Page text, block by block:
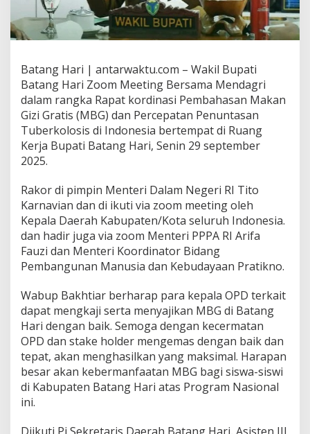
Batang Hari | antarwaktu.com – Wakil Bupati
Batang Hari Zoom Meeting Bersama Mendagri
dalam rangka Rapat kordinasi Pembahasan Makan
Gizi Gratis (MBG) dan Percepatan Penuntasan
Tuberkolosis di Indonesia bertempat di Ruang
Kerja Bupati Batang Hari, Senin 29 september
2025.
Rakor di pimpin Menteri Dalam Negeri RI Tito
Karnavian dan di ikuti via zoom meeting oleh
Kepala Daerah Kabupaten/Kota seluruh Indonesia.
dan hadir juga via zoom Menteri PPPA RI Arifa
Fauzi dan Menteri Koordinator Bidang
Pembangunan Manusia dan Kebudayaan Pratikno.
Wabup Bakhtiar berharap para kepala OPD terkait
dapat mengkaji serta menyajikan MBG di Batang
Hari dengan baik. Semoga dengan kecermatan
OPD dan stake holder mengemas dengan baik dan
tepat, akan menghasilkan yang maksimal. Harapan
besar akan kebermanfaatan MBG bagi siswa-siswi
di Kabupaten Batang Hari atas Program Nasional
ini.